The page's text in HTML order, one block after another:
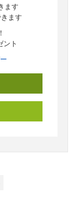
ます
ます
ント